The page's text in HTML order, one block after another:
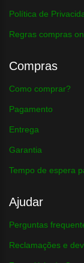
Política de
Regras compras
Compras
Como comprar?
Pagamento
Entrega
Garantia
Tempo de espera
Ajudar
Perguntas
Reclamações e